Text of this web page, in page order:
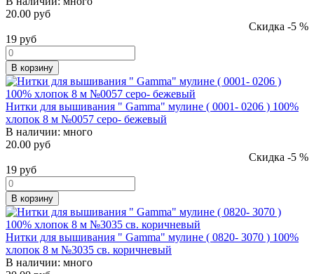
20.00 руб
Скидка -5 %
19 руб
В корзину
Нитки для вышивания " Gamma" мулине ( 0001- 0206 ) 100%
хлопок 8 м №0057 серо- бежевый
В наличии: много
20.00 руб
Скидка -5 %
19 руб
В корзину
Нитки для вышивания " Gamma" мулине ( 0820- 3070 ) 100%
хлопок 8 м №3035 св. коричневый
В наличии: много